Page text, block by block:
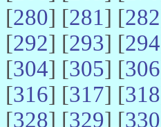
[280] [281] [282
[292] [293] [294
[304] [305] [306
[316] [317] [318
[328] [329] [330